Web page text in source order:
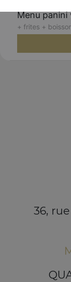
Menu
+ frites +
36,